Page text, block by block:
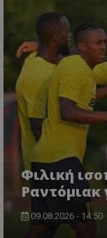
Φιλική
Ραντόμιακ
09.08.2026 - 14:50